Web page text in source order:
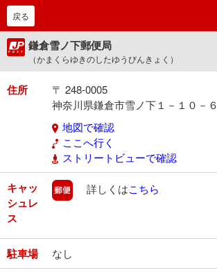
戻る
鎌倉雪ノ下郵便局
（かまくらゆきのしたゆうびんきょく）
住所
〒 248-0005
神奈川県鎌倉市雪ノ下１－１０－６
地図で確認
ここへ行く
ストリートビューで確認
キャッ
シュレ
ス
郵便
詳しくはこちら
駐車場 なし